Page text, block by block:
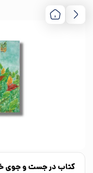
کتاب در جست و جوی